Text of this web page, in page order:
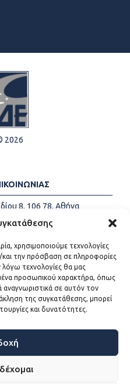
χρησιμοποιούμε τεχνολογίες
την πρόσβαση σε πληροφορίες
τεχνολογίες θα μας
προσωπικού χαρακτήρα, όπως
αναγνωριστικά σε αυτόν τον
της συγκατάθεσης, μπορεί
και δυνατότητες.
2026
8, 106 78, Αθήνα
213-2147500